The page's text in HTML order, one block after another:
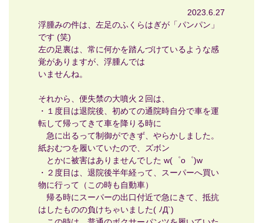
2023.6.27
浮腫みの件は、左足のふくらはぎが「パンパン」
です (笑)
左の足裏は、常に何かを踏んづけているような感
覚がありますが、浮腫んでは
いませんね。
それから、便失禁の大噴火２回は、
・１度目は退院後、初めての通院時自分で車を運
転して帰ってきて車を降りる時に
急に出るって制御ができず、やらかしました。
紙おむつを履いていたので、ズボン
とかに被害はありませんでした w(゜o゜)w
・２度目は、退院後半年経って、スーパーへ買い
物に行って（この時も自動車）
帰る時にスーパーの出口付近で急にきて、抵抗
はしたものの負けちゃいました( ﾉД`)